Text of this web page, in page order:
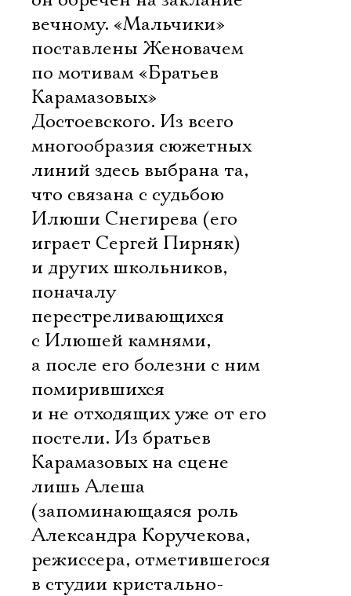
вечному. «Мальчики»
поставлены Женовачем
по мотивам «Братьев
Карамазовых»
Достоевского. Из всего
многообразия сюжетных
линий здесь выбрана та,
что связана с судьбою
Илюши Снегирева (его
играет Сергей Пирняк)
и других школьников,
поначалу
перестреливающихся
с Илюшей камнями,
а после его болезни с ним
помирившихся
и не отходящих уже от его
постели. Из братьев
Карамазовых на сцене
лишь Алеша
(запоминающаяся роль
Александра Коручекова,
режиссера, отметившегося
в студии кристально-